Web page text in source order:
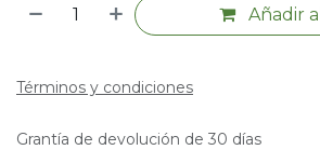
Añadir
Términos y condiciones
Grantía de devolución de 30 días